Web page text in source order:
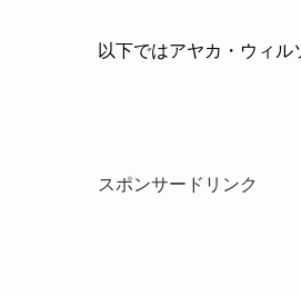
以下ではアヤカ・ウィ
スポンサードリンク